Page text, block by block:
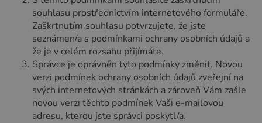
souhlasu prostřednictvím internetového formuláře.
Zaškrtnutím souhlasu potvrzujete, že jste
seznámen/a s podmínkami ochrany osobních údajů a
že je v celém rozsahu přijímáte.
Správce je oprávněn tyto podmínky změnit. Novou
verzi podmínek ochrany osobních údajů zveřejní na
svých internetových stránkách a zároveň Vám zašle
novou verzi těchto podmínek Vaši e-mailovou
adresu, kterou jste správci poskytl/a.